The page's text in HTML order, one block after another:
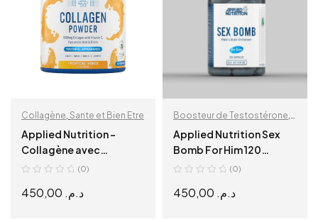
Collagène Sante et Bien Etre
Applied Nutrition –
Collagène avec
Vitamine C, Acide
– Tropical Vibes
(0)
د.م.
Boosteur de Testostérone
Wellness
Applied Nutrition Sex
Bomb For Him 120
Capsules
(0)
د.م.